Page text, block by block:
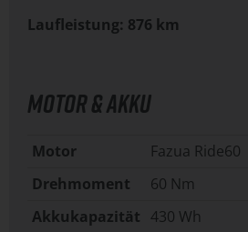
Laufleistung: 876 km
MOTOR & AKKU
Motor
Fazua Ride60
Drehmoment
60 Nm
Akkukapazität 430 Wh